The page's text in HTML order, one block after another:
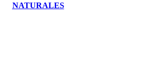
NATURALES